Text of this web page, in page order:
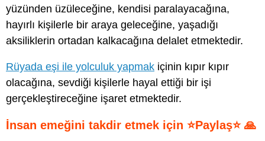
yüzünden üzüleceğine, kendisi paralayacağına,
hayırlı kişilerle bir araya geleceğine, yaşadığı
aksiliklerin ortadan kalkacağına delalet etmektedir.
Rüyada eşi ile yolculuk yapmak içinin kıpır kıpır
olacağına, sevdiği kişilerle hayal ettiği bir işi
gerçekleştireceğine işaret etmektedir.
İnsan emeğini takdir etmek için ⭐Paylaş⭐ 🙏